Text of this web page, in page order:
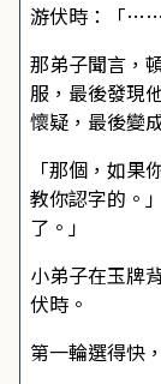
游伏時：「……
那弟子聞言，
服，最後發現
懷疑，最後變
「那個，如
教你認字的。
了。」
小弟子在玉牌
伏時。
第一輪選得快